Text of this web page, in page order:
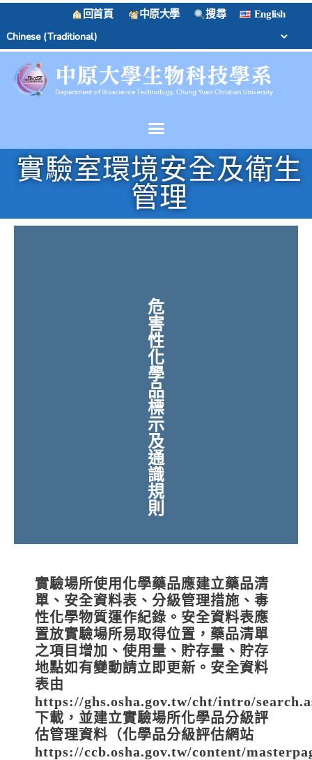
回首頁 中原大學 搜尋 English
實驗室環境安全及衛生
管理
危
害
性
化
學
品
標
示
及
通
識
規
則
實驗場所使用化學藥品應建立藥品清
單、安全資料表、分級管理措施、毒
性化學物質運作紀錄。安全資料表應
置放實驗場所易取得位置，藥品清單
之項目增加、使用量、貯存量、貯存
地點如有變動請立即更新。安全資料
表由
https://ghs.osha.gov.tw/cht/intro/
下載，並建立實驗場所化學品分級評
估管理資料（化學品分級評估網站
https://ccb.osha.gov.tw/content/